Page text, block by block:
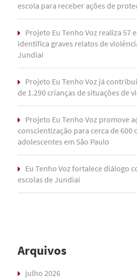
escola para receber ações de
Projeto Eu Tenho Voz realiza 57
identifica graves relatos de
Jundiaí
Projeto Eu Tenho Voz já
de 1.290 crianças de situações de
Projeto Eu Tenho Voz promove
conscientização para cerca de 600
adolescentes em São Paulo
Eu Tenho Voz fortalece diálogo
escolas de Jundiaí
Arquivos
julho 2026